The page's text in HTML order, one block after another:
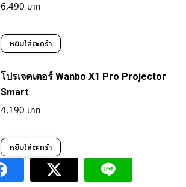
6,490
หยิบใส่ตะกร้า
โปรเจคเตอร์ Wanbo X1 Pro Projector
Smart
4,190
หยิบใส่ตะกร้า